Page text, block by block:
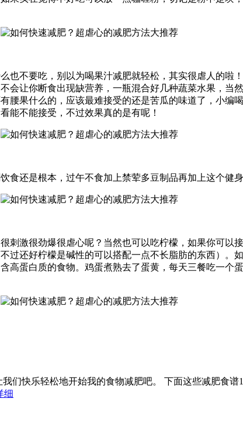
也不要吃，别以为喝果汁减肥就轻松，其实很虐人的啦
会让你断食出现缺营养，一瓶混合好几种蔬菜水果，当
腰果什么的，应该最难接受的还是苦瓜的味道了，小编
能不能接受，不过效果真的是有呢！
还是根本，过午不食加上禁荤多豆制品再加上这个健身
刺激很劲爆很虐心呢？当然也可以吃柠檬，如果你可以
过还好柠檬是碱性的可以搭配一点不长脂肪的东西）。
高蛋白质的食物。鸡蛋煮熟去了蛋黄，每天三餐吃一个
们快乐轻松地开始我的食物减肥吧。 下面这些减肥食
细